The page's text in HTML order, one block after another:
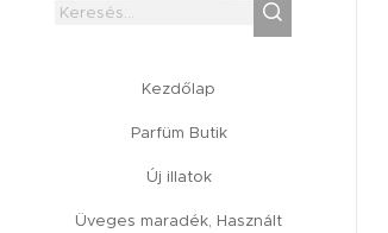
Kezdőlap
Parfüm Butik
Új illatok
Üveges maradék, Használt